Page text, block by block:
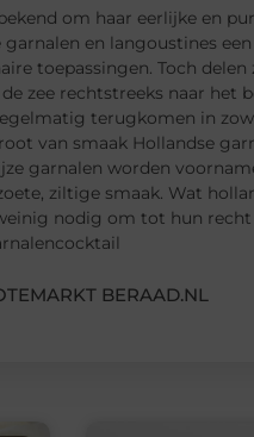
om haar eerlijke en
en langoustines
toepassingen. Toch
zee rechtstreeks naar
terugkomen in
van smaak Hollandse
garnalen worden
ziltige smaak. Wat
nodig om tot hun
BERAAD.NL